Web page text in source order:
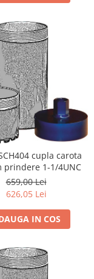
cupla carota
prindere 1-1/4UNC
659,00 Lei
626,05 Lei
IN COS